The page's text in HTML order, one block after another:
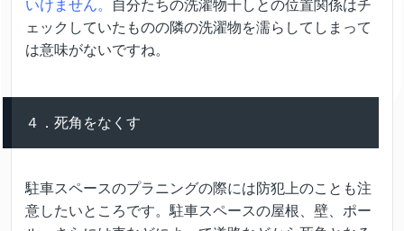
いけません。
自分たちの洗濯物干しとの位置関係はチ
ェックしていたものの隣の洗濯物を濡らしてしまって
は意味がないですね。
４．死角をなくす
駐車スペースのプラニングの際には防犯上のことも注
意したいところです。駐車スペースの屋根、壁、ポー